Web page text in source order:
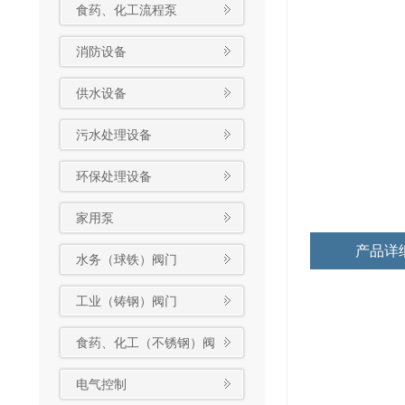
食药、化工流程泵
消防设备
供水设备
污水处理设备
环保处理设备
家用泵
水务（球铁）阀门
工业（铸钢）阀门
食药、化工（不锈钢）阀
门
电气控制
产品详